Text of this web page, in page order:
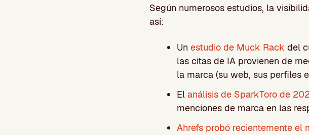
Según numerosos estudios, la
así:
Un estudio de Muck Rack del
las citas de IA provienen de
la marca (su web, sus perfiles
El análisis de SparkToro de
menciones de marca en las
Ahrefs probó recientemente el